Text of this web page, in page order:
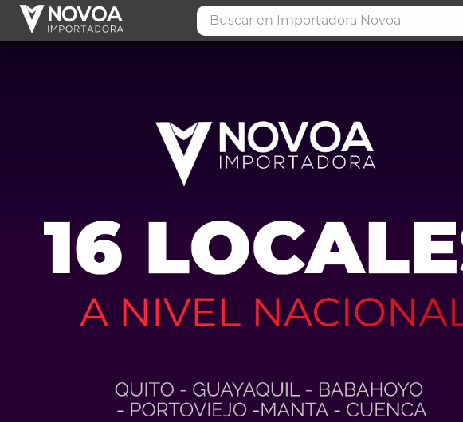
Buscar en Importadora Novoa